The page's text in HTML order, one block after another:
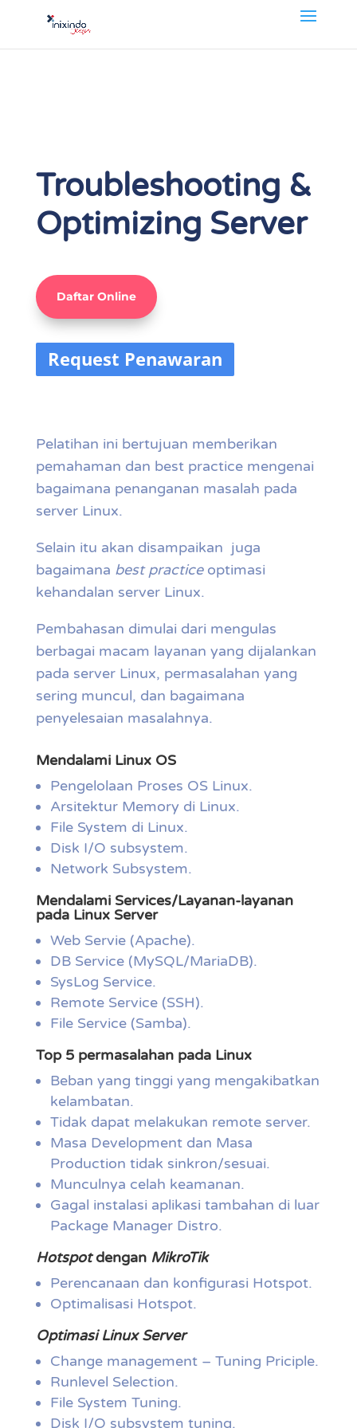
Troubleshooting &
Optimizing Server
Daftar Online
Request Penawaran
Pelatihan ini bertujuan memberikan
pemahaman dan best practice mengenai
bagaimana penanganan masalah pada
server Linux.
Selain itu akan disampaikan juga
bagaimana best practiceoptimasi
kehandalan server Linux.
Pembahasan dimulai dari mengulas
berbagai macam layanan yang dijalankan
pada server Linux, permasalahan yang
sering muncul, dan bagaimana
penyelesaian masalahnya.
Mendalami Linux OS
Pengelolaan Proses OS Linux.
Arsitektur Memory di Linux.
File System di Linux.
Disk I/O subsystem.
Network Subsystem.
Mendalami Services/Layanan-layanan
pada Linux Server
Web Servie (Apache).
DB Service (MySQL/MariaDB).
SysLog Service.
Remote Service (SSH).
File Service (Samba).
Top 5 permasalahan pada Linux
Beban yang tinggi yang mengakibatkan
kelambatan.
Tidak dapat melakukan remote server.
Masa Development dan Masa
Production tidak sinkron/sesuai.
Munculnya celah keamanan.
Gagal instalasi aplikasi tambahan di luar
Package Manager Distro.
Hotspotdengan MikroTik
Perencanaan dan konfigurasi Hotspot.
Optimalisasi Hotspot.
Optimasi Linux Server
Change management – Tuning Priciple.
Runlevel Selection.
File System Tuning.
Disk I/O subsystem tuning.